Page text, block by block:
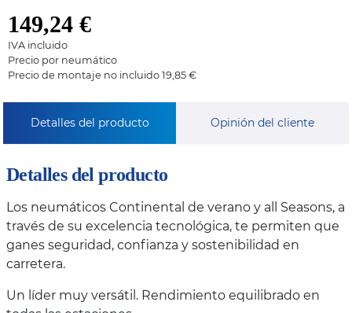
149,24 €
IVA incluido
Precio por neumático
Precio de montaje no incluido 19,85 €
Detalles del producto Opinión del cliente
Detalles del producto
Los neumáticos Continental de verano y all Seasons, a
través de su excelencia tecnológica, te permiten que
ganes seguridad, confianza y sostenibilidad en
carretera.
Un líder muy versátil. Rendimiento equilibrado en